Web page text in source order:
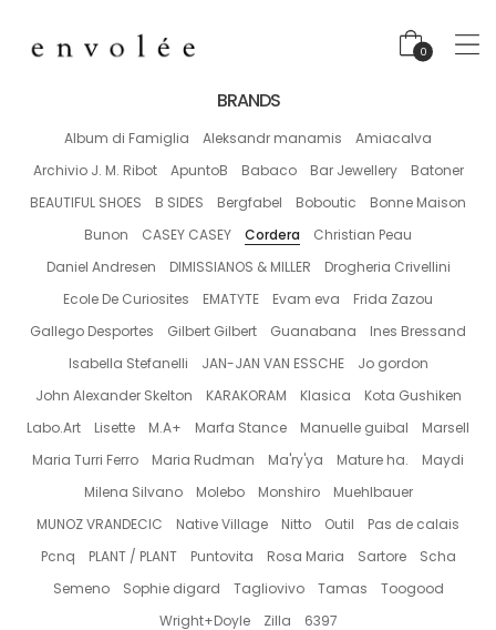
0
BRANDS
Album di Famiglia Aleksandr manamis
Amiacalva
Archivio J. M. Ribot
ApuntoB Babaco Bar Jewellery
Batoner
BEAUTIFUL SHOES
B SIDES Bergfabel Boboutic
Bonne Maison
Bunon
CASEY CASEY Cordera
Christian Peau
Daniel Andresen
DIMISSIANOS & MILLER
Drogheria Crivellini
Ecole De Curiosites
EMATYTE Evam eva
Frida Zazou
Gallego Desportes
Gilbert Gilbert Guanabana
Ines Bressand
Isabella Stefanelli
JAN-JAN VAN ESSCHE
Jo gordon
John Alexander Skelton
KARAKORAM Klasica
Kota Gushiken
Labo.Art
Lisette M.A+ Marfa Stance Manuelle guibal
Marsell
Maria Turri Ferro
Maria Rudman Ma'ry'ya Mature ha.
Maydi
Milena Silvano
Molebo Monshiro
Muehlbauer
MUNOZ VRANDECIC
Native Village Nitto Outil
Pas de calais
Pcnq
PLANT / PLANT Puntovita Rosa Maria Sartore
Scha
Semeno
Sophie digard Tagliovivo Tamas
Toogood
Wright+Doyle
Zilla 6397